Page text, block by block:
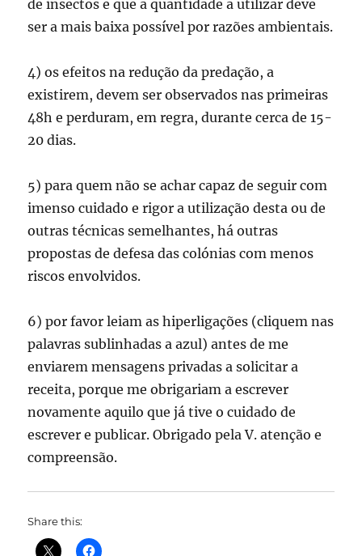
de insectos e que a quantidade a utilizar deve
ser a mais baixa possível por razões ambientais.
4) os efeitos na redução da predação, a
existirem, devem ser observados nas primeiras
48h e perduram, em regra, durante cerca de 15-
20 dias.
5) para quem não se achar capaz de seguir com
imenso cuidado e rigor a utilização desta ou de
outras técnicas semelhantes, há outras
propostas de defesa das colónias com menos
riscos envolvidos.
6) por favor leiam as hiperligações (cliquem nas
palavras sublinhadas a azul) antes de me
enviarem mensagens privadas a solicitar a
receita, porque me obrigariam a escrever
novamente aquilo que já tive o cuidado de
escrever e publicar. Obrigado pela V. atenção e
compreensão.
Share this: